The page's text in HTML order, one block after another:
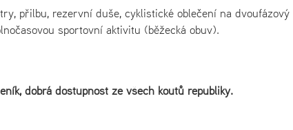
přilbu, rezervní duše, cyklistické oblečení na dvoufázový
sportovní aktivitu (běžecká obuv).
dobrá dostupnost ze všech koutů republiky.